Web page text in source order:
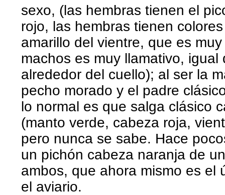
sexo, (las hembras tienen el
rojo, las hembras tienen
amarillo del vientre, que es
machos es muy llamativo,
alrededor del cuello); al ser la
pecho morado y el padre
lo normal es que salga clásico
(manto verde, cabeza roja,
pero nunca se sabe. Hace
un pichón cabeza naranja de
ambos, que ahora mismo es el
el aviario.